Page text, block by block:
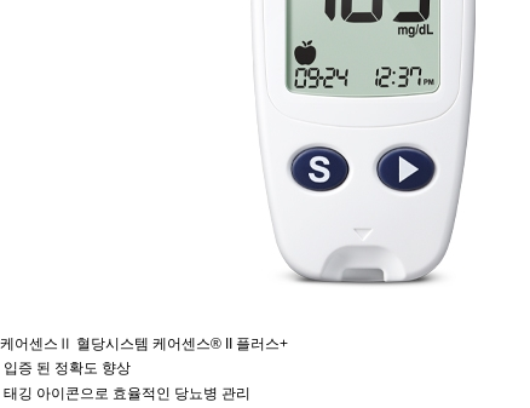
케어센스Ⅱ 혈당시스템 케어센스® II 플러스+
입증 된 정확도 향상
태깅 아이콘으로 효율적인 당뇨병 관리